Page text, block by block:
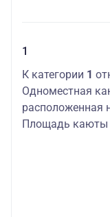
1
К категории 1
Одноместная
расположенная
Площадь каюты